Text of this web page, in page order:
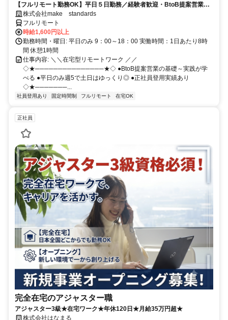
【フルリモート勤務OK】平日５日勤務／経験者歓迎・BtoB提案営業で
スキルアップ
株式会社make standards
フルリモート
時給1,600円以上
勤務時間・曜日: 平日のみ 9：00～18：00 実働時間：1日あたり8時
間 休憩1時間
仕事内容: ＼＼在宅型リモートワーク ／／
◇★───────────────★◇ ●BtoB提案営業の基礎～実践が学
べる ●平日のみ週5で土日はゆっくり◎ ●正社員登用実績あり
◇★───────...
社員登用あり 固定時間制 フルリモート 在宅OK
正社員
完全在宅のアジャスター職
アジャスター3級★在宅ワーク★年休120日★月給35万円超★
株式会社はなまる